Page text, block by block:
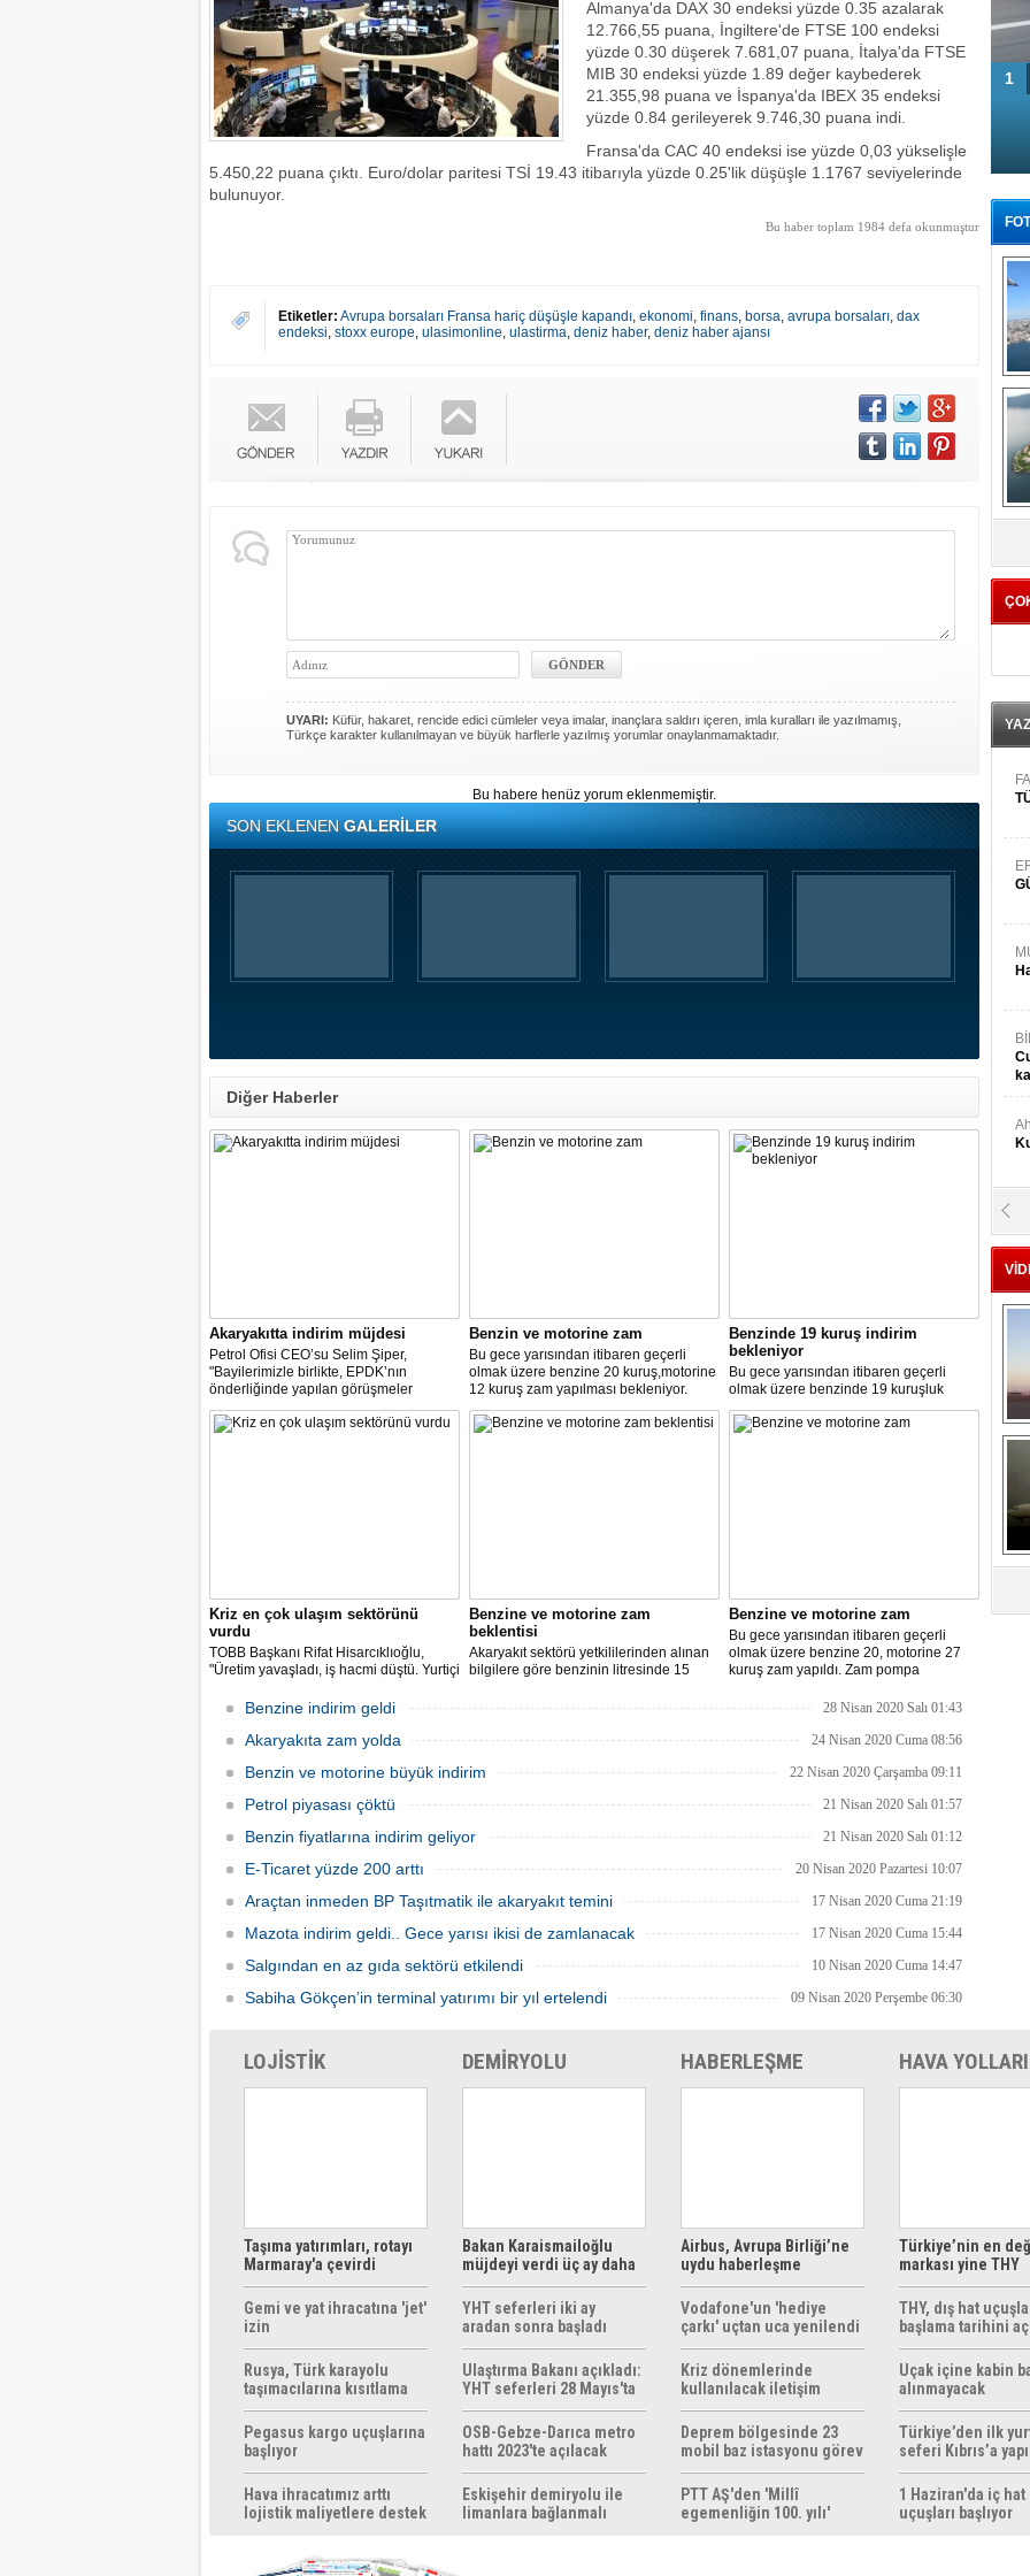
Almanya'da DAX 30 endeksi yüzde 0.35 azalarak
12.766,55 puana, İngiltere'de FTSE 100 endeksi
yüzde 0.30 düşerek 7.681,07 puana, İtalya'da FTSE
MIB 30 endeksi yüzde 1.89 değer kaybederek
21.355,98 puana ve İspanya'da IBEX 35 endeksi
yüzde 0.84 gerileyerek 9.746,30 puana indi.
Fransa'da CAC 40 endeksi ise yüzde 0,03 yükselişle
5.450,22 puana çıktı. Euro/dolar paritesi TSİ 19.43 itibarıyla yüzde 0.25'lik düşüşle 1.1767 seviyelerinde
bulunuyor.
Bu haber toplam 1984 defa okunmuştur
Etiketler: Avrupa borsaları Fransa hariç düşüşle kapandı, ekonomi, finans, borsa, avrupa borsaları, dax
endeksi, stoxx europe, ulasimonline, ulastirma, deniz haber, deniz haber ajansı
UYARI: Küfür, hakaret, rencide edici cümleler veya imalar, inançlara saldırı içeren, imla kuralları ile yazılmamış,
Türkçe karakter kullanılmayan ve büyük harflerle yazılmış yorumlar onaylanmamaktadır.
Bu habere henüz yorum eklenmemiştir.
SON EKLENENGALERİLER
Diğer Haberler
Akaryakıtta indirim müjdesi
Petrol Ofisi CEO’su Selim Şiper,
"Bayilerimizle birlikte, EPDK’nın
önderliğinde yapılan görüşmeler
sonucunda, dağıtım masraf
paylarımızdan fedakârlık ederek
Benzin ve motorine zam
Bu gece yarısından itibaren geçerli
olmak üzere benzine 20 kuruş,motorine
12 kuruş zam yapılması bekleniyor.
Benzinde 19 kuruş indirim
bekleniyor
Bu gece yarısından itibaren geçerli
olmak üzere benzinde 19 kuruşluk
indirim gerçekleşti.
Kriz en çok ulaşım sektörünü
vurdu
TOBB Başkanı Rifat Hisarcıklıoğlu,
"Üretim yavaşladı, iş hacmi düştü. Yurtiçi
sınırları kapattı, ihracat yavaşladı,
mallarımızı taşıyamaz hale geldik" dedi.
Benzine ve motorine zam
beklentisi
Akaryakıt sektörü yetkililerinden alınan
bilgilere göre benzinin litresinde 15
zam yapılması bekleniyor.
Benzine ve motorine zam
Bu gece yarısından itibaren geçerli
olmak üzere benzine 20, motorine 27
kuruş zam yapıldı. Zam pompa
Benzine indirim geldi 28 Nisan 2020 Salı 01:43
Akaryakıta zam yolda 24 Nisan 2020 Cuma 08:56
Benzin ve motorine büyük indirim 22 Nisan 2020 Çarşamba 09:11
Petrol piyasası çöktü 21 Nisan 2020 Salı 01:57
Benzin fiyatlarına indirim geliyor 21 Nisan 2020 Salı 01:12
E-Ticaret yüzde 200 arttı 20 Nisan 2020 Pazartesi 10:07
Araçtan inmeden BP Taşıtmatik ile akaryakıt temini 17 Nisan 2020 Cuma 21:19
Mazota indirim geldi.. Gece yarısı ikisi de zamlanacak 17 Nisan 2020 Cuma 15:44
Salgından en az gıda sektörü etkilendi 10 Nisan 2020 Cuma 14:47
Sabiha Gökçen’in terminal yatırımı bir yıl ertelendi 09 Nisan 2020 Perşembe 06:30
1
LOJİSTİK
Taşıma yatırımları, rotayı
Marmaray'a çevirdi
Gemi ve yat ihracatına 'jet'
izin
Rusya, Türk karayolu
taşımacılarına kısıtlama
getirebilir
Pegasus kargo uçuşlarına
başlıyor
Hava ihracatımız arttı
lojistik maliyetlere destek
DEMİRYOLU
Bakan Karaismailoğlu
müjdeyi verdi üç ay daha
ücretsiz
YHT seferleri iki ay
aradan sonra başladı
Ulaştırma Bakanı açıkladı:
YHT seferleri 28 Mayıs'ta
başlıyor
OSB-Gebze-Darıca metro
hattı 2023'te açılacak
Eskişehir demiryolu ile
limanlara bağlanmalı
HABERLEŞME
Airbus, Avrupa Birliği’ne
uydu haberleşme
çözümleri sunuyor
Vodafone'un 'hediye
çarkı' uçtan uca yenilendi
Kriz dönemlerinde
kullanılacak iletişim
yöntemleri rehberi
hazırlandı
Deprem bölgesinde 23
mobil baz istasyonu görev
yapıyor
PTT AŞ'den 'Millî
egemenliğin 100. yılı'
HAVA YOLLARI
Türkiye’nin en
markası yine THY
THY, dış hat
başlama tarihini
Uçak içine kabin
alınmayacak
Türkiye’den ilk yurt
seferi Kıbrıs’a
1 Haziran'da iç hat
uçuşları başlıyor